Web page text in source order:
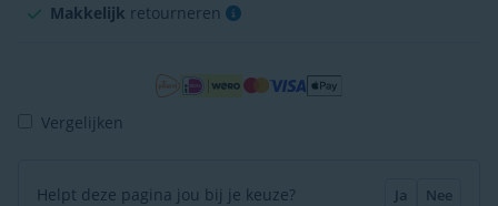
Makkelijk retourneren
Vergelijken
Helpt deze pagina jou bij je keuze? Ja Nee